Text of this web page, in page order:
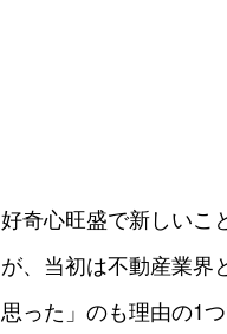
好奇心旺盛で新しいこ
が、当初は不動産業界
思った」のも理由の1